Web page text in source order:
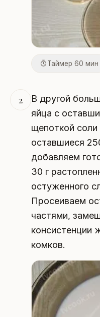
Таймер 60 мин
2
В другой
яйца с
щепоткой
оставшиеся
добавляем
30 г
остуженного
Просеиваем
частями,
консистенции
комков.